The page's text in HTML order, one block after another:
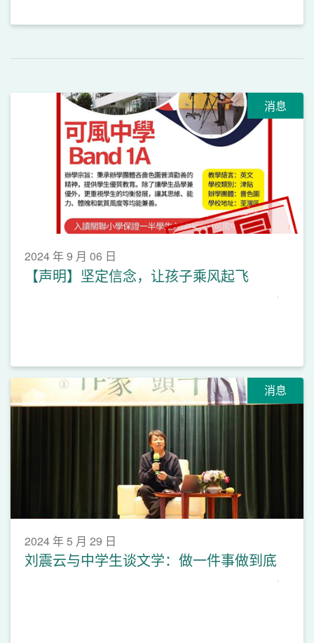
消息
2024 年 9 月 06 日
【声明】坚定信念，让孩子乘风起飞
消息
2024 年 5 月 29 日
刘震云与中学生谈文学：做一件事做到底